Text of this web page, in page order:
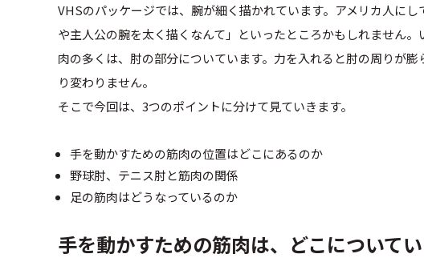
VHSのパッケージでは、腕が細く描かれています。アメリカ人に
や主人公の腕を太く描くなんて」といったところかもしれません
肉の多くは、肘の部分についています。力を入れると肘の周りが
り変わりません。
そこで今回は、3つのポイントに分けて見ていきます。
手を動かすための筋肉の位置はどこにあるのか
野球肘、テニス肘と筋肉の関係
足の筋肉はどうなっているのか
手を動かすための筋肉は、どこについて